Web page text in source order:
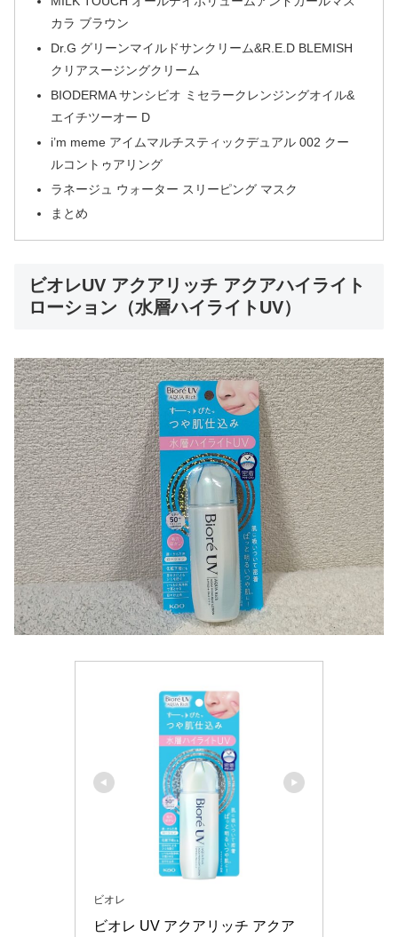
カラ ブラウン
Dr.G グリーンマイルドサンクリーム&R.E.D BLEMISH
クリアスージングクリーム
BIODERMA サンシビオ ミセラークレンジングオイル&
エイチツーオー D
i’m meme アイムマルチスティックデュアル 002 クー
ルコントゥアリング
ラネージュ ウォーター スリーピング マスク
まとめ
ビオレUV アクアリッチ アクアハイライト
ローション（水層ハイライトUV）
ビオレ
ビオレ UV アクアリッチ アクア